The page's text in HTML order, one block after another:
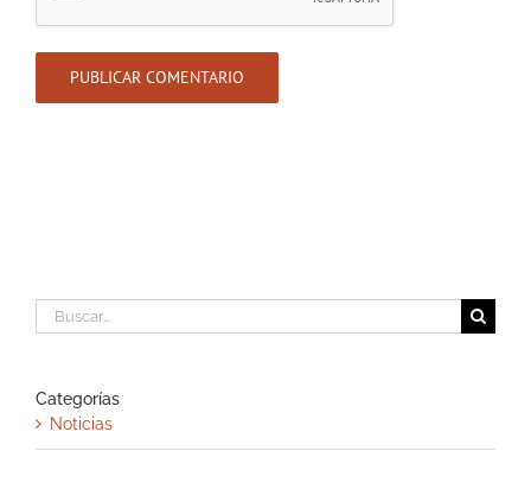
Buscar:
Categorías
Noticias